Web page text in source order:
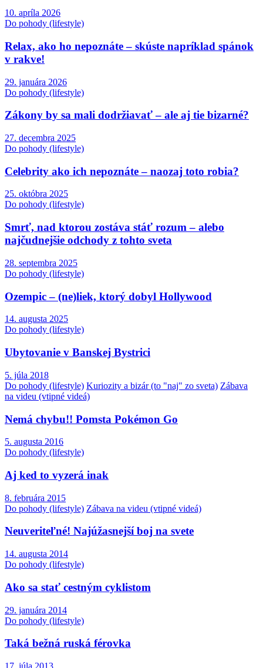
10. apríla 2026
Do pohody (lifestyle)
Relax, ako ho nepoznáte – skúste napríklad spánok
v rakve!
29. januára 2026
Do pohody (lifestyle)
Zákony by sa mali dodržiavať – ale aj tie bizarné?
27. decembra 2025
Do pohody (lifestyle)
Celebrity ako ich nepoznáte – naozaj toto robia?
25. októbra 2025
Do pohody (lifestyle)
Smrť, nad ktorou zostáva stáť rozum – alebo
najčudnejšie odchody z tohto sveta
28. septembra 2025
Do pohody (lifestyle)
Ozempic – (ne)liek, ktorý dobyl Hollywood
14. augusta 2025
Do pohody (lifestyle)
Ubytovanie v Banskej Bystrici
5. júla 2018
Do pohody (lifestyle) Kuriozity a bizár (to "naj" zo sveta) Zábava
na videu (vtipné videá)
Nemá chybu!! Pomsta Pokémon Go
5. augusta 2016
Do pohody (lifestyle)
Aj ked to vyzerá inak
8. februára 2015
Do pohody (lifestyle) Zábava na videu (vtipné videá)
Neuveriteľné! Najúžasnejší boj na svete
14. augusta 2014
Do pohody (lifestyle)
Ako sa stať cestným cyklistom
29. januára 2014
Do pohody (lifestyle)
Taká bežná ruská férovka
17. júla 2013